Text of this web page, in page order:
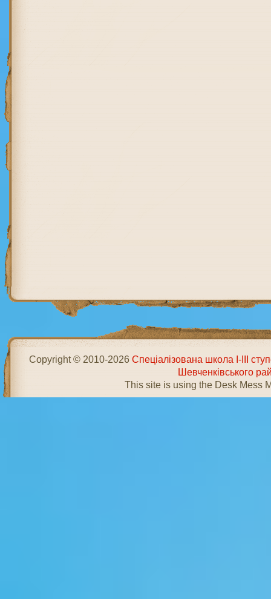
Copyright © 2010-2026Спеціалізована школа І-ІІІ
Шевченківського
This site is using the Desk Mess